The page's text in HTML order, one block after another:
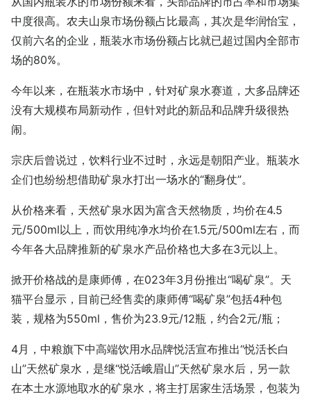
中度很高。农夫山泉市场份额占比最高，其次是华润怡宝，
仅前六名的企业，瓶装水市场份额占比就已超过国内全部市
场的80%。
今年以来，在瓶装水市场中，针对矿泉水赛道，大多品牌还
没有大规模布局新动作，但针对此的新品和品牌升级很热
闹。
宗庆后曾说过，饮料行业不过时，永远是朝阳产业。瓶装水
企们也纷纷想借助矿泉水打出一场水的“翻身仗”。
从价格来看，天然矿泉水因为富含天然物质，均价在4.5
元/500ml以上，而饮用纯净水均价在1.5元/500ml左右，而
今年各大品牌推新的矿泉水产品价格也大多在3元以上。
掀开价格战的是康师傅，在023年3月份推出“喝矿泉”。天
猫平台显示，目前已经售卖的康师傅“喝矿泉”包括4种包
装，规格为550ml，售价为23.9元/12瓶，约合2元/瓶；
4月，中粮旗下中高端饮用水品牌悦活宣布推出“悦活长白
山”天然矿泉水，是继“悦活峨眉山”天然矿泉水后，另一款
在本土水源地取水的矿泉水，将主打居家生活场景，包装为